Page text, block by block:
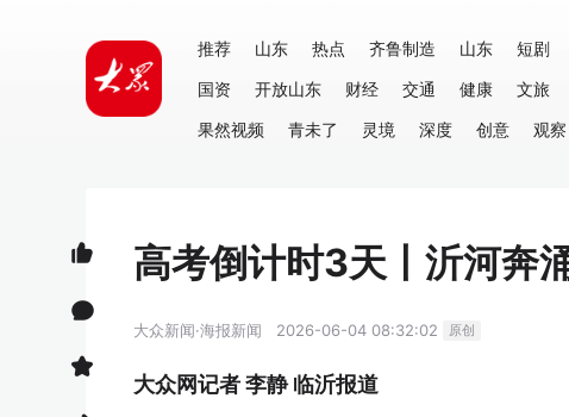
推荐 山东 热点 齐鲁制造 山东 短剧
国资
开放山东 财经 交通 健康 文旅
果然视频
青未了 灵境 深度 创意 观察
高考倒计时3天丨沂河奔
大众新闻·海报新闻 2026-06-04 08:32:02 原创
大众网记者 李静 临沂报道